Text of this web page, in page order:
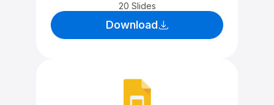
20 Slides
Download